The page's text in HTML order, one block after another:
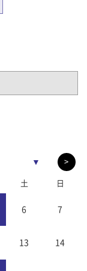
▼ >
土 日
6 7
13 14